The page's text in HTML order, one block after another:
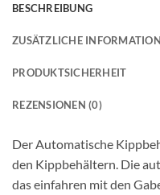
BESCHREIBUNG
ZUSÄTZLICHE INFORMATION
PRODUKTSICHERHEIT
REZENSIONEN (0)
Der Automatische
den Kippbehältern. Die
das einfahren mit den